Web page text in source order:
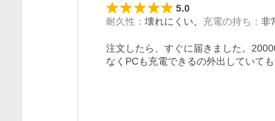
5.0
耐久性 ： 壊れにくい 充電の持ち ： 非
注文したら、すぐに届きました。
なくPCも充電できるの外出していて